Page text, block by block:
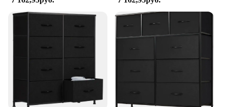
versatile choice for the whole family. The
lightweight and breathable material ensures that
you stay comfortable even during the most active of
days. Whether you're a vendor, a supplier, or a
customer looking for wholesale options, these tights
are an excellent choice for sale, providing comfort
and warmth to those who need it most.